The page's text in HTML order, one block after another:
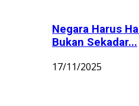
Negara Harus
Bukan Sekadar...
17/11/2025